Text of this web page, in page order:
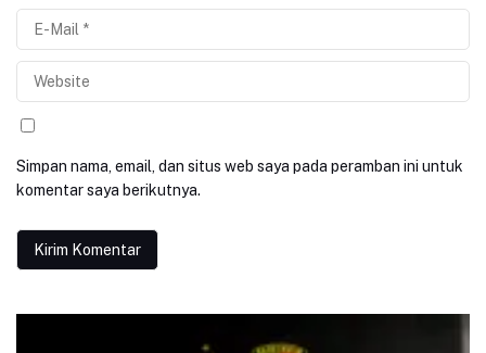
Simpan nama, email, dan situs web saya pada peramban ini untuk
komentar saya berikutnya.